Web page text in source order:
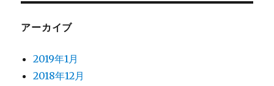
アーカイブ
2019年1月
2018年12月